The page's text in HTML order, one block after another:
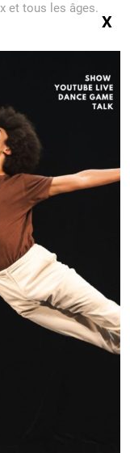
et tous les âges.
X